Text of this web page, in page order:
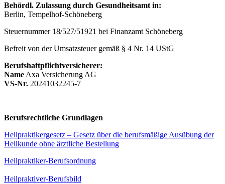
Behördl. Zulassung durch Gesundheitsamt in:
Berlin, Tempelhof-Schöneberg
Steuernummer 18/527/51921 bei Finanzamt Schöneberg
Befreit von der Umsatzsteuer gemäß § 4 Nr. 14 UStG
Berufshaftpflichtversicherer:
Name Axa Versicherung AG
VS-Nr. 20241032245-7
Berufsrechtliche Grundlagen
Heilpraktikergesetz – Gesetz über die berufsmäßige Ausübung der
Heilkunde ohne ärztliche Bestellung
Heilpraktiker-Berufsordnung
Heilpraktiver-Berufsbild